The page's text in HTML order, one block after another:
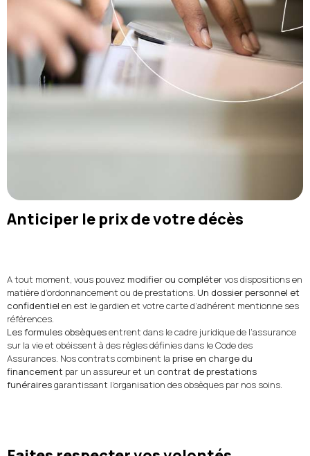
Anticiper le prix de votre décès
A tout moment, vous pouvez modifier ou complétervos dispositions en
matière d’ordonnancement ou de prestations. Un dossier personnel et
confidentiel en est le gardien et votre carte d’adhérent mentionne ses
références.
Les formules obsèquesentrent dans le cadre juridique de l’assurance
sur la vie et obéissent à des règles définies dans le Code des
Assurances. Nos contrats combinent la prise en charge du
financement par un assureur et un contrat de prestations
funérairesgarantissant l’organisation des obsèques par nos soins.